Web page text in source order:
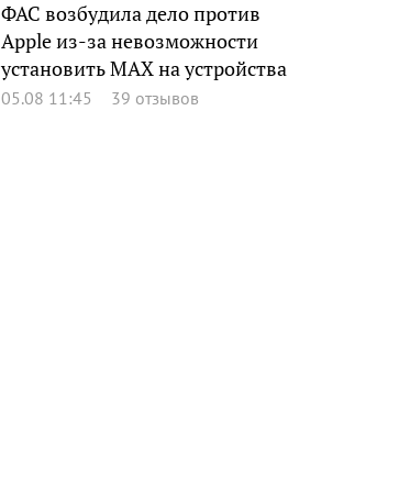
ФАС возбудила дело против
Apple из-за невозможности
установить MAX на устройства
05.08 11:45 39 отзывов